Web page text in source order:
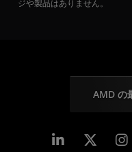
ジや製品はありません。
AMD の
Linkedin